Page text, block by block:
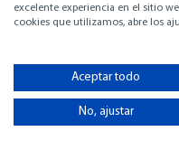
-
excelente experiencia en el sitio
cookies que utilizamos, abre los
Aceptar todo
No, ajustar